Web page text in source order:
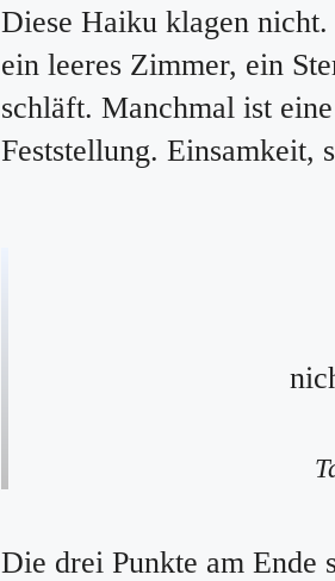
Diese Haiku klagen
ein leeres Zimmer, ein
schläft. Manchmal ist
Feststellung. Einsamkeit,
Die drei Punkte am Ende